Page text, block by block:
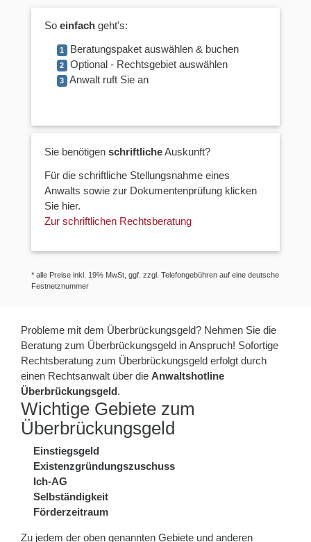
So einfachgeht's:
1 Beratungspaket auswählen & buchen
2 Optional - Rechtsgebiet auswählen
3 Anwalt ruft Sie an
Sie benötigen schriftlicheAuskunft?
Für die schriftliche Stellungsnahme eines
Anwalts sowie zur Dokumentenprüfung klicken
Sie hier.
Zur schriftlichen Rechtsberatung
* alle Preise inkl. 19% MwSt, ggf. zzgl. Telefongebühren auf eine deutsche
Festnetznummer
Probleme mit dem Überbrückungsgeld? Nehmen Sie die
Beratung zum Überbrückungsgeld in Anspruch! Sofortige
Rechtsberatung zum Überbrückungsgeld erfolgt durch
einen Rechtsanwalt über die Anwaltshotline
Überbrückungsgeld.
Wichtige Gebiete zum
Überbrückungsgeld
Einstiegsgeld
Existenzgründungszuschuss
Ich-AG
Selbständigkeit
Förderzeitraum
Zu jedem der oben genannten Gebiete und anderen